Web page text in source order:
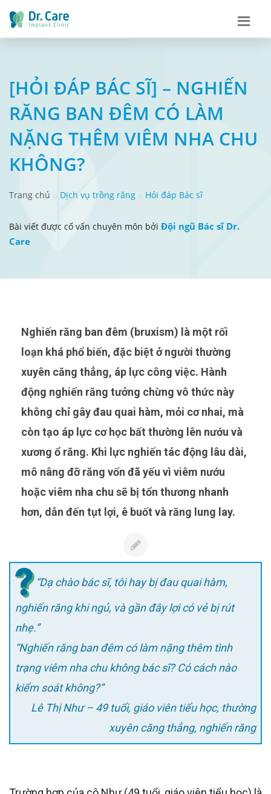
[HỎI ĐÁP BÁC SĨ] – NGHIẾN
RĂNG BAN ĐÊM CÓ LÀM
NẶNG THÊM VIÊM NHA CHU
KHÔNG?
Trang chủ Dịch vụ trồng răng Hỏi đáp Bác sĩ
Bài viết được cố vấn chuyên môn bởi Đội ngũ Bác sĩ Dr.
Care
Nghiến răng ban đêm (bruxism) là một rối
loạn khá phổ biến, đặc biệt ở người thường
xuyên căng thẳng, áp lực công việc. Hành
động nghiến răng tưởng chừng vô thức này
không chỉ gây đau quai hàm, mỏi cơ nhai, mà
còn tạo áp lực cơ học bất thường lên nướu và
xương ổ răng. Khi lực nghiến tác động lâu dài,
mô nâng đỡ răng vốn đã yếu vì viêm nướu
hoặc viêm nha chu sẽ bị tổn thương nhanh
hơn, dẫn đến tụt lợi, ê buốt và răng lung lay.
“Dạ chào bác sĩ, tôi hay bị đau quai hàm,
nghiến răng khi ngủ, và gần đây lợi có vẻ bị rút
nhẹ.”
“Nghiến răng ban đêm có làm nặng thêm tình
trạng viêm nha chu không bác sĩ? Có cách nào
kiểm soát không?”
Lê Thị Như – 49 tuổi, giáo viên tiểu học, thường
xuyên căng thẳng, nghiến răng